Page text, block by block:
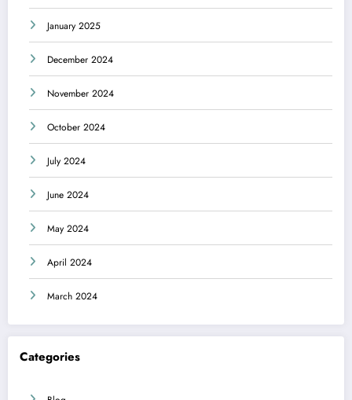
January 2025
December 2024
November 2024
October 2024
July 2024
June 2024
May 2024
April 2024
March 2024
Categories